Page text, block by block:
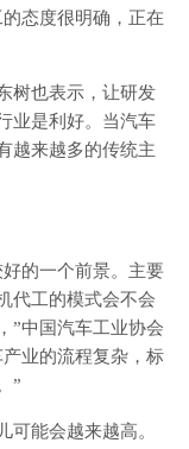
态度很明确，正在
树也表示，让研发
业是利好。当汽车
越来越多的传统主
的一个前景。主要
代工的模式会不会
”中国汽车工业协会
业的流程复杂，标
”
可能会越来越高。